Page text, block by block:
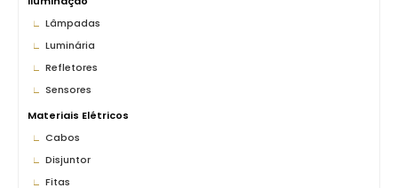
Lâmpadas
Luminária
Refletores
Sensores
Materiais Elétricos
Cabos
Disjuntor
Fitas